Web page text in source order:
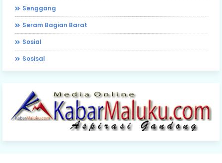
Senggang
Seram Bagian Barat
Sosial
Sosisal